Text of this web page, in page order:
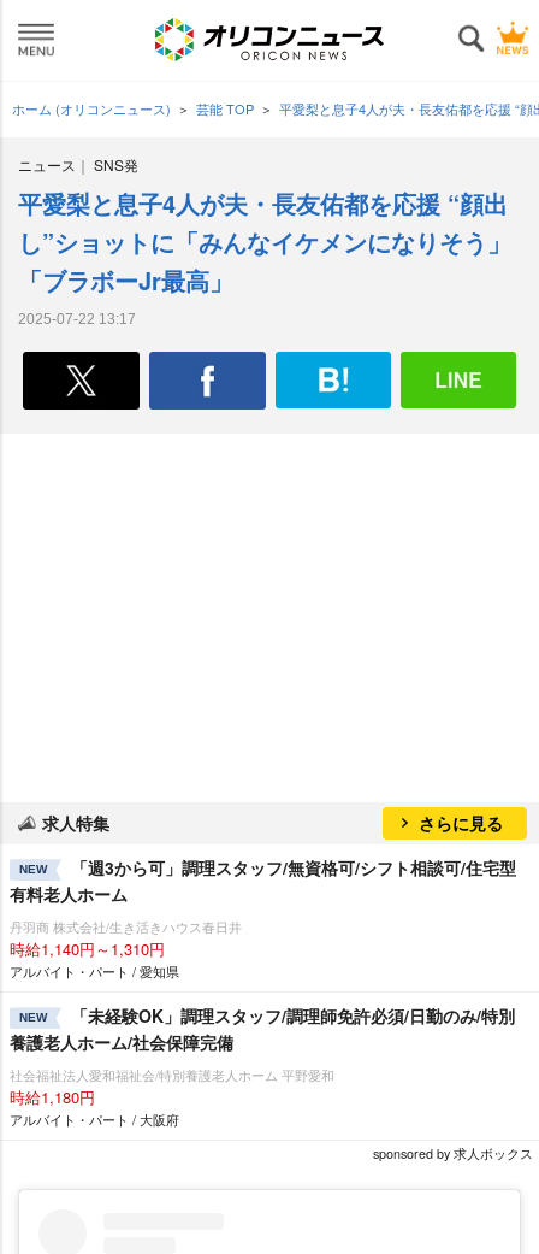
ホーム (オリコンニュース) 芸能 TOP 平愛梨と息子4人が夫・長友佑都を応援 “
ニュース SNS発
平愛梨と息子4人が夫・長友佑都を応援 “顔出
し”ショットに「みんなイケメンになりそう」
「ブラボーJr最高」
2025-07-22 13:17
求人特集 さらに見る
NEW
「週3から可」調理スタッフ/無資格可/シフト相談可/住宅型
有料老人ホーム
丹羽商 株式会社/生き活きハウス春日井
時給1,140円～1,310円
アルバイト・パート / 愛知県
NEW
「未経験OK」調理スタッフ/調理師免許必須/日勤のみ/特別
養護老人ホーム/社会保障完備
社会福祉法人愛和福祉会/特別養護老人ホーム 平野愛和
時給1,180円
アルバイト・パート / 大阪府
sponsored by 求人ボックス